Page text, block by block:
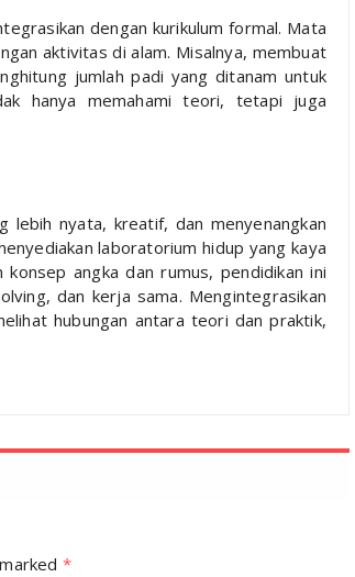
dengan kurikulum formal. Mata
aktivitas di alam. Misalnya, membuat
jumlah padi yang ditanam untuk
hanya memahami teori, tetapi juga
lebih nyata, kreatif, dan menyenangkan
laboratorium hidup yang kaya
angka dan rumus, pendidikan ini
dan kerja sama. Mengintegrasikan
hubungan antara teori dan praktik,
*